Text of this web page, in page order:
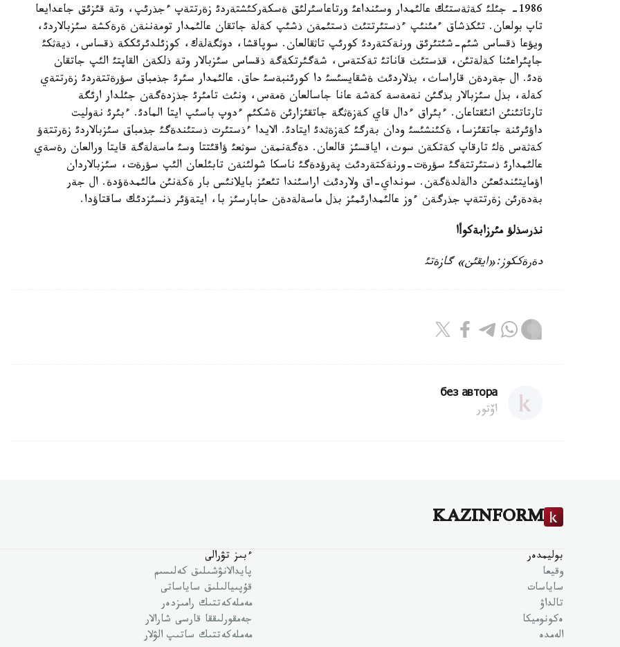
1986- جئلئ كةثةستئك عالئمدار وسئنداعئ ورتاعاسئرلئق ةسكةركئشتةردئ زةرتتةپ ءجذرئپ، وتة قئزئق جاعدايعا
تاپ بولعان. تئكذشاق ءمئنئپ ءذستئرتتئث ذستئمةن ذشئپ كةلة جاتقان عالئمدار تومةننةن ةرةكشة سئزبالاردئ،
ويؤعا ذقساس شئم-شئتئرئق ورنةكتةردئ كورئپ تاثقالعان. سوپاقشا، دوثگةلةك، كوزئلدئرئككة ذقساس، ذيةثكئ
جاپئراعئنا كةلةتئن، قذستئث قاناتئ تةكتةس، شةگئرتكةگة ذقساس سئزبالار وتة ذلكةن القاپتئ الئپ جاتقان
ةدئ. ال جةردةن قاراساث، بذلاردئث ةشقايسئسئ دا كورئنبةسئ حاق. عالئمدار سئرئ جذمباق سؤرةتتةردئ زةرتتةي
كةلة، بذل سئزبالار بذگئن نةمةسة كةشة عانا جاسالعان ةمةس، ونئث تامئرئ جذزدةگةن جئلدار ارئگة
تارتاتئنئن انئقتاعان. ءبئراق ءدال قاي كةزةثگة جاتقئزارئن ةشكئم ءدوپ باسئپ ايتا المادئ. ءبئرئ نةوليت
داؤئرئنة جاتقئزسا، ةكئنشئسئ ودان بةرگئ كةزةثدئ ايتادئ. الايدا ءذستئرت ذستئندةگئ جذمباق سئزبالاردئ زةرتتةؤ
كةثةس ةلئ تارقاپ كةتكةن سوث، اياقسئز قالعان. دةگةنمةن سوثعئ ؤاقئتتا وسئ ماسةلةگة قايتا ورالعان رةسةي
عالئمدارئ ذستئرتتةگئ سؤرةت-ورنةكتةردئث پةرؤدةگئ ناسكا شولئنةن تابئلعان الئپ سؤرةت، سئزبالاردان
اؤمايتئندئعئن دالةلدةگةن. سونداي-اق ولاردئث اراسئندا تئعئز بايلانئس بار ةكةنئن مالئمدةؤدة. ال جةر
بةدةرئن زةرتتةپ جذرگةن ءوز عالئمدارئمئز بذل ماسةلةدةن حابارسئز با، ايتةؤئر ذنسئزدئك ساقتاؤدا.
نذرسذلؤ مئرزابةكوأا
دةرةككوز:«ايقئن» گازةتئ
без автора
اۆتور
KAZINFORM
بوليمدەر
وقيعا
ساياسات
تالداۋ
ەكونوميكا
الەمدە
ءبىز تۋرالى
پايدالانۋشىلىق كەلىسىم
قۇپىيالىلىق ساياساتى
مەملەكەتتىك رامىزدەر
جەمقورلىققا قارسى شارالار
مەملەكەتتىك ساتىپ الۋلار